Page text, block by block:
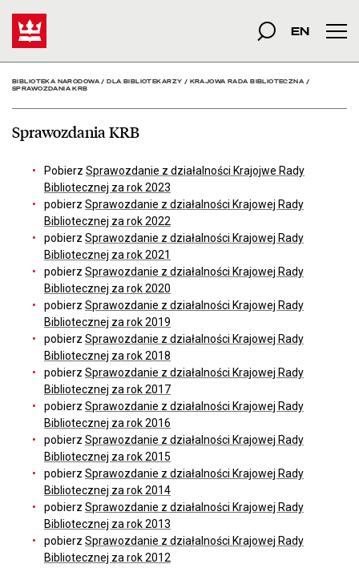
Sprawozdania KRB -
szukana fraza
Szukaj
EN
BIBLIOTEKA NARODOWA/DLA BIBLIOTEKARZY / KRAJOWA RADA BIBLIOTECZNA /
SPRAWOZDANIA KRB
Sprawozdania KRB
Pobierz Sprawozdanie z działalności Krajojwe Rady
Bibliotecznej za rok 2023
pobierz Sprawozdanie z działalności Krajowej Rady
Bibliotecznej za rok 2022
pobierz Sprawozdanie z działalności Krajowej Rady
Bibliotecznej za rok 2021
pobierz Sprawozdanie z działalności Krajowej Rady
Bibliotecznej za rok 2020
pobierz Sprawozdanie z działalności Krajowej Rady
Bibliotecznej za rok 2019
pobierz Sprawozdanie z działalności Krajowej Rady
Bibliotecznej za rok 2018
pobierz Sprawozdanie z działalności Krajowej Rady
Bibliotecznej za rok 2017
pobierz Sprawozdanie z działalności Krajowej Rady
Bibliotecznej za rok 2016
pobierz Sprawozdanie z działalności Krajowej Rady
Bibliotecznej za rok 2015
pobierz Sprawozdanie z działalności Krajowej Rady
Bibliotecznej za rok 2014
pobierz Sprawozdanie z działalności Krajowej Rady
Bibliotecznej za rok 2013
pobierz Sprawozdanie z działalności Krajowej Rady
Bibliotecznej za rok 2012